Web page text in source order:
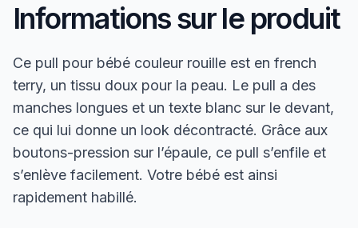
Informations sur le produit
Ce pull pour bébé couleur rouille est en french
terry, un tissu doux pour la peau. Le pull a des
manches longues et un texte blanc sur le devant,
ce qui lui donne un look décontracté. Grâce aux
boutons-pression sur l’épaule, ce pull s’enfile et
s’enlève facilement. Votre bébé est ainsi
rapidement habillé.